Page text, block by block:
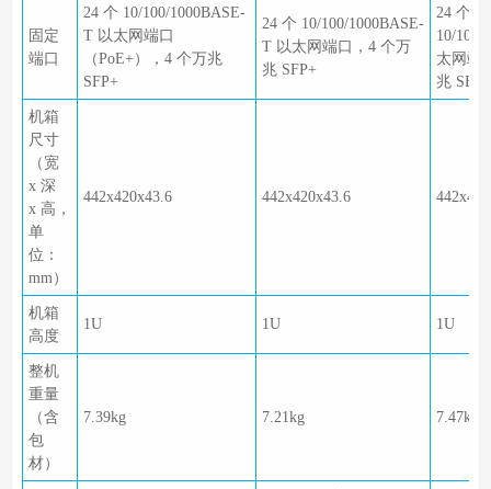
固定
端口
24 个 10/100/1000BASE-
T 以太网端口
（PoE+），4 个万兆
SFP+
24 个 10/100/1000BASE-
T 以太网端口，4 个万
兆 SFP+
24 个千
10/100/
太网端
兆 SFP+
机箱
尺寸
（宽
x 深
x 高，
单
位：
mm）
442x420x43.6 442x420x43.6
机箱
高度
1U 1U 1U
整机
重量
（含
包
材）
7.39kg 7.21kg 7.47kg